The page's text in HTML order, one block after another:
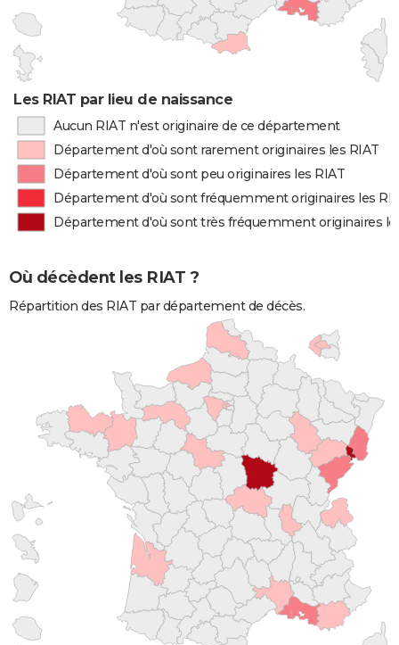
Les RIAT par lieu de naissance
Aucun RIAT n'est originaire de ce département
Département d'où sont rarement originaires les RIAT
Département d'où sont peu originaires les RIAT
Département d'où sont fréquemment originaires les
Département d'où sont très fréquemment originaires
Où décèdent les RIAT ?
Répartition des RIAT par département de décès.